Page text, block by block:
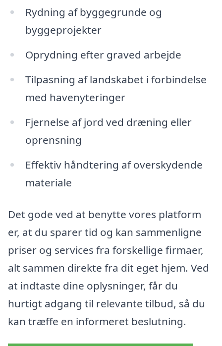
Rydning af byggegrunde og
byggeprojekter
Oprydning efter graved arbejde
Tilpasning af landskabet i forbindelse
med havenyteringer
Fjernelse af jord ved dræning eller
oprensning
Effektiv håndtering af overskydende
materiale
Det gode ved at benytte vores platform
er, at du sparer tid og kan sammenligne
priser og services fra forskellige firmaer,
alt sammen direkte fra dit eget hjem. Ved
at indtaste dine oplysninger, får du
hurtigt adgang til relevante tilbud, så du
kan træffe en informeret beslutning.